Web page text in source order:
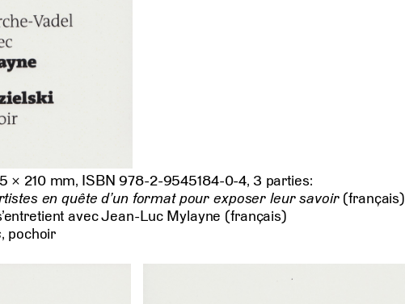
× 210 mm, ISBN 978-2-9545184-0-4, 3 parties:
en quête d’un format pour exposer leur savoir(français)
avec Jean-Luc Mylayne (français)
, pochoir